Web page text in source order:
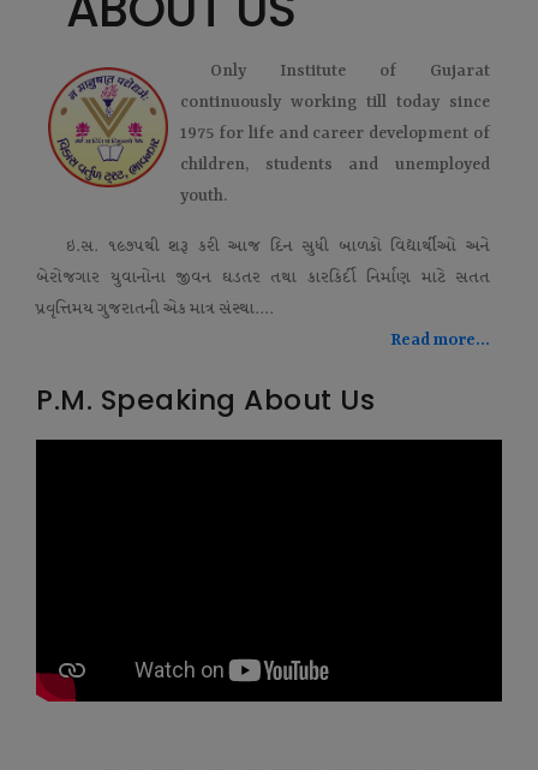
Only Institute of Gujarat
continuously working till today since
1975 for life and career development of
children, students and unemployed
youth.
ઇ.સ. ૧૯૭૫થી શરૂ કરી આજ દિન સુધી બાળકો વિદ્યાર્થીઓ અને
બેરોજગાર યુવાનોના જીવન ઘડતર તથા કારકિર્દી નિર્માણ માટે સતત
પ્રવૃત્તિમય ગુજરાતની એક માત્ર સંસ્થા....
Read more...
P.M. Speaking About Us